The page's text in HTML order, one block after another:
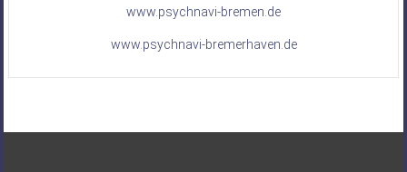
www.psychnavi-bremen.de
www.psychnavi-bremerhaven.de